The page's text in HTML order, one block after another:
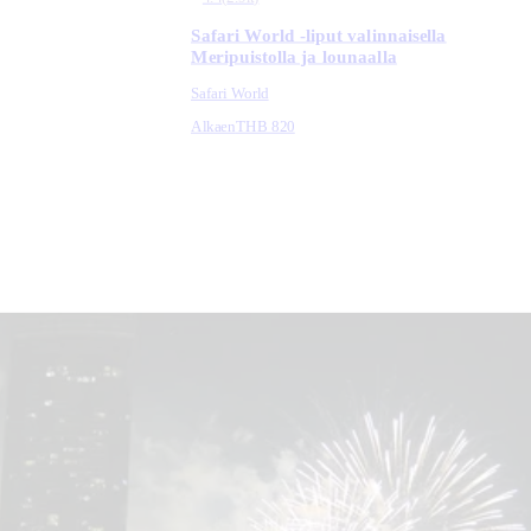
Safari World -liput valinnaisella
Meripuistolla ja lounaalla
Safari World
AlkaenTHB 820